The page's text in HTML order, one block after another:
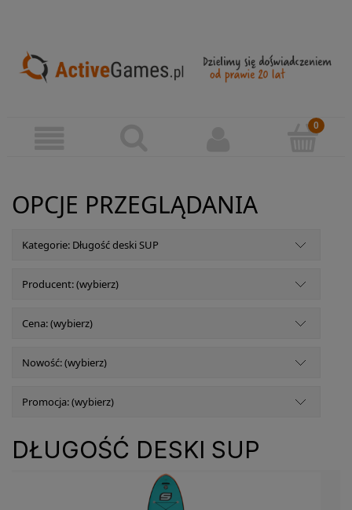
OPCJE PRZEGLĄDANIA
Kategorie: Długość deski SUP
Producent: (wybierz)
Cena: (wybierz)
Nowość: (wybierz)
Promocja: (wybierz)
DŁUGOŚĆ DESKI SUP